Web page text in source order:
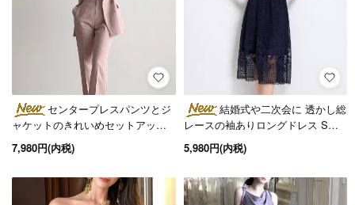
センタープレスパンツとジ
ャケットのきれいめセットアップ 3
7,980円(内税)
結婚式や二次会に 透かし総
レースの袖ありロングドレス S～3
L オケージョン
5,980円(内税)